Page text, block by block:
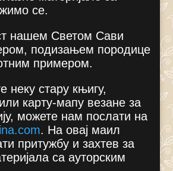
се.
нашем Светом Сави
подизањем породице
примером.
неку стару књигу,
карту-мапу везане за
можете нам послати на
. На овај маил
притужбу и захтев за
са ауторским